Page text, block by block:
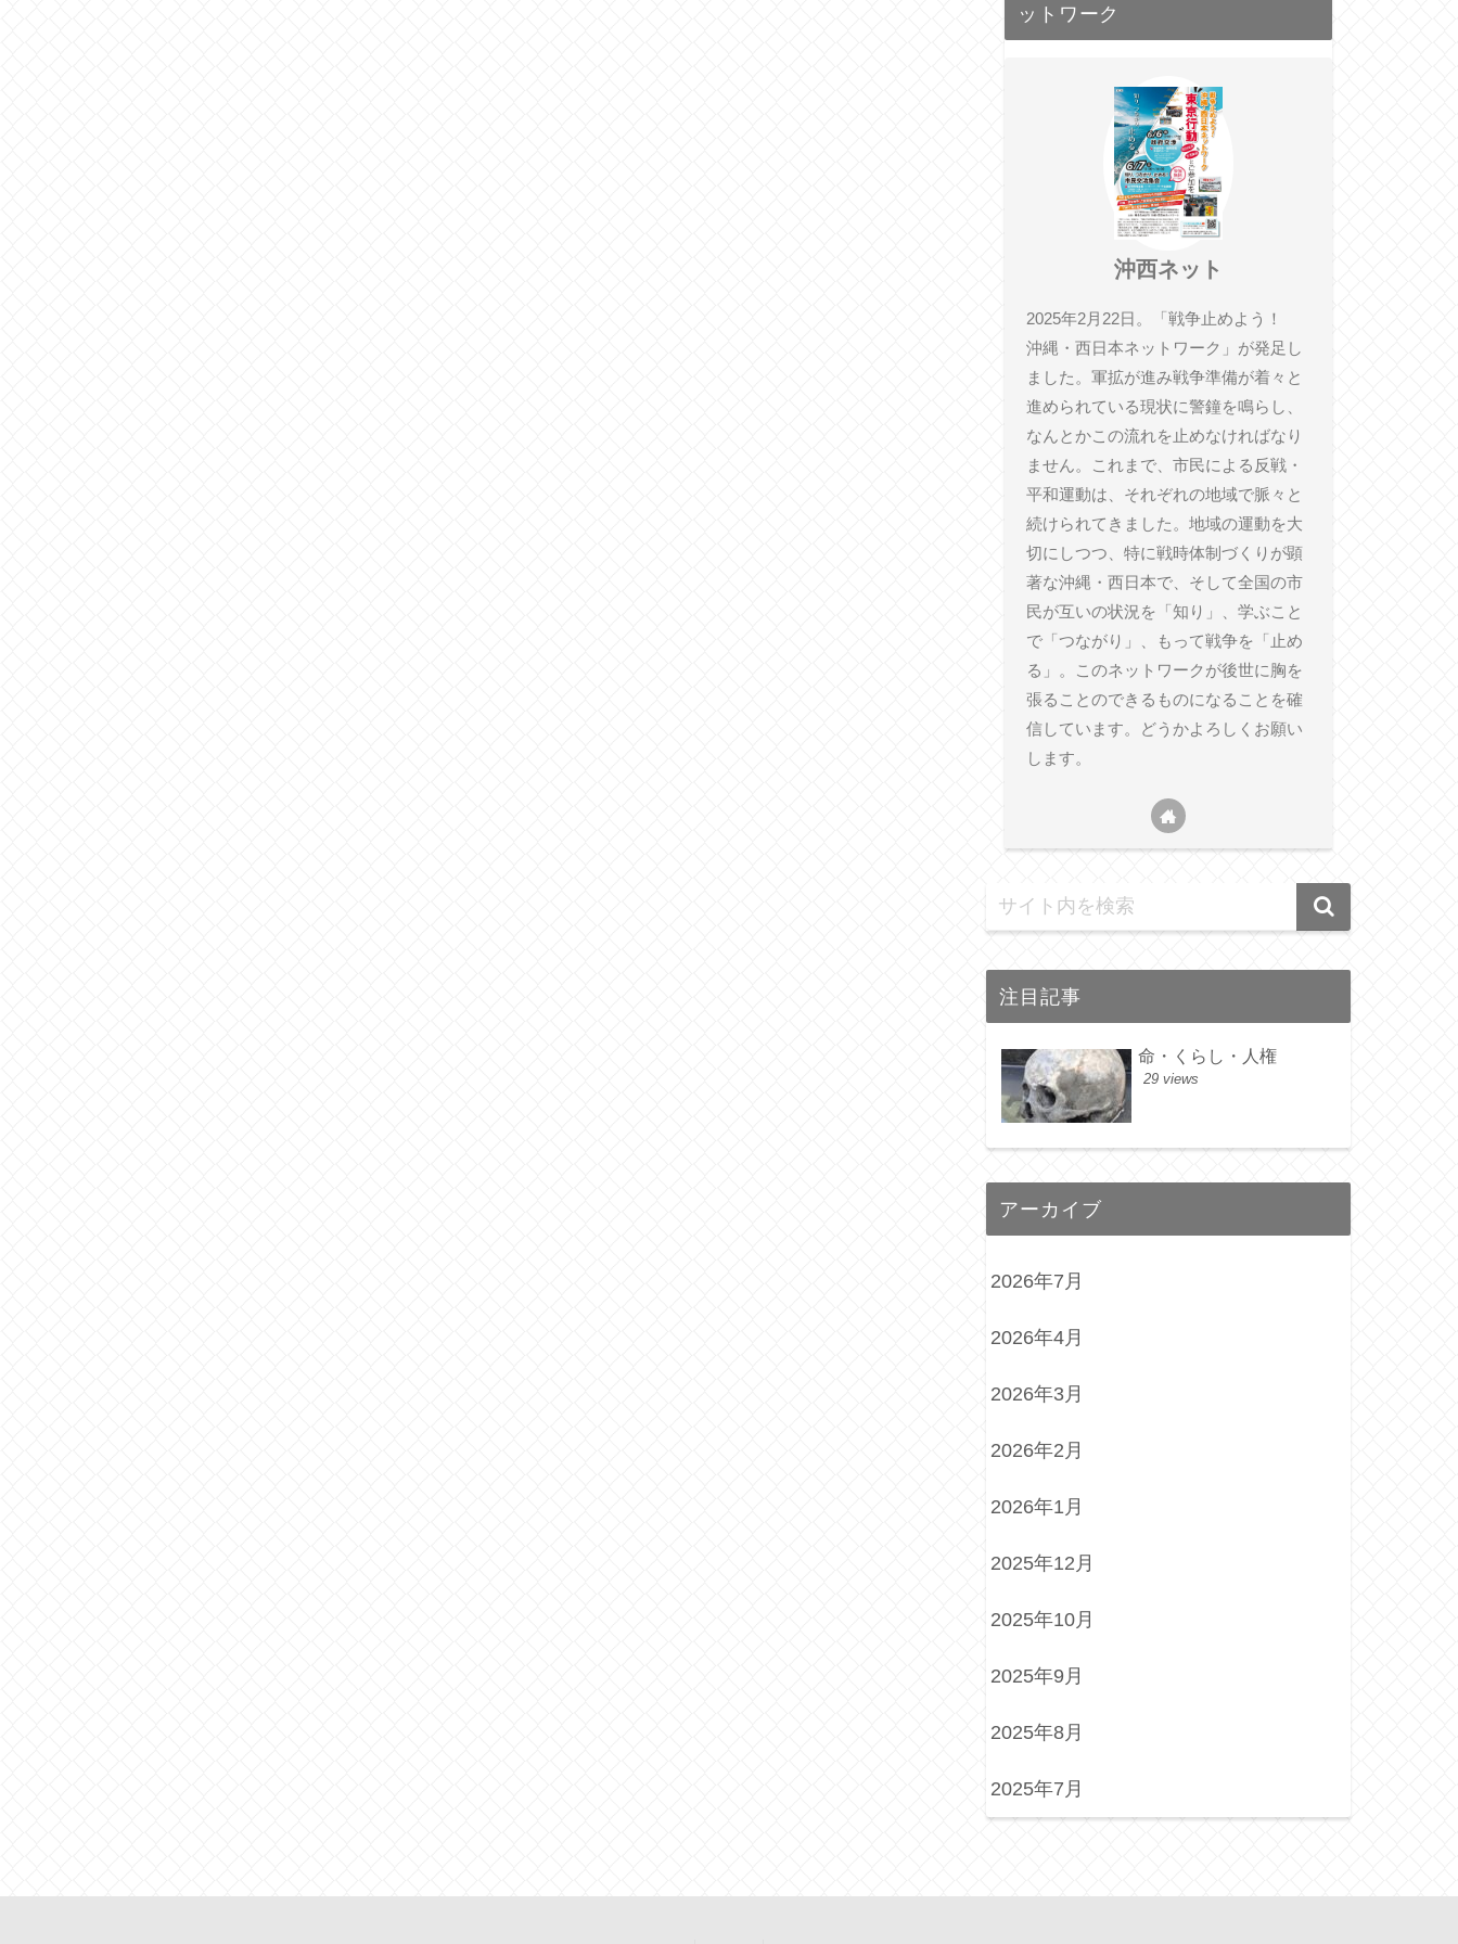
ットワーク
沖西ネット
2025年2月22日。「戦争止めよう！
沖縄・西日本ネットワーク」が発足し
ました。軍拡が進み戦争準備が着々と
進められている現状に警鐘を鳴らし、
なんとかこの流れを止めなければなり
ません。これまで、市民による反戦・
平和運動は、それぞれの地域で脈々と
続けられてきました。地域の運動を大
切にしつつ、特に戦時体制づくりが顕
著な沖縄・西日本で、そして全国の市
民が互いの状況を「知り」、学ぶこと
で「つながり」、もって戦争を「止め
る」。このネットワークが後世に胸を
張ることのできるものになることを確
信しています。どうかよろしくお願い
します。
注目記事
命・くらし・人権
29 views
アーカイブ
2026年7月
2026年4月
2026年3月
2026年2月
2026年1月
2025年12月
2025年10月
2025年9月
2025年8月
2025年7月